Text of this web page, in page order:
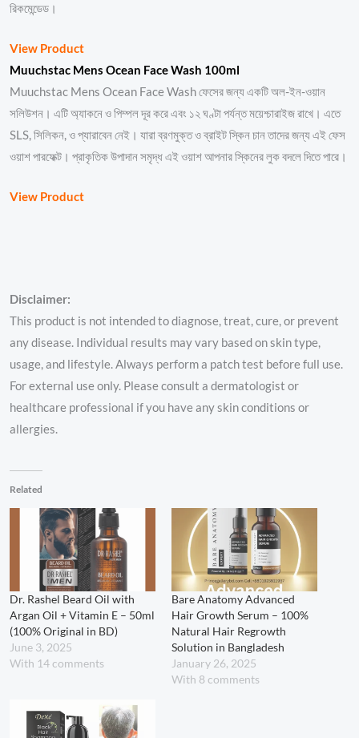
রিকমেন্ডেড।
View Product
Muuchstac Mens Ocean Face Wash 100ml
Muuchstac Mens Ocean Face Wash ফেসের জন্য একটি অল-ইন-ওয়ান
সলিউশন। এটি অ্যাকনে ও পিম্পল দূর করে এবং ১২ ঘণ্টা পর্যন্ত ময়েশ্চারাইজ রাখে। এতে
SLS, সিলিকন, ও প্যারাবেন নেই। যারা ব্রণমুক্ত ও ব্রাইট স্কিন চান তাদের জন্য এই ফেস
ওয়াশ পারফেক্ট। প্রাকৃতিক উপাদান সমৃদ্ধ এই ওয়াশ আপনার স্কিনের লুক বদলে দিতে পারে।
View Product
Disclaimer:
This product is not intended to diagnose, treat, cure, or prevent
any disease. Individual results may vary based on skin type,
usage, and lifestyle. Always perform a patch test before full use.
For external use only. Please consult a dermatologist or
healthcare professional if you have any skin conditions or
allergies.
Related
Dr. Rashel Beard Oil with
Argan Oil + Vitamin E – 50ml
(100% Original in BD)
June 3, 2025
With 14 comments
Bare Anatomy Advanced
Hair Growth Serum – 100%
Natural Hair Regrowth
Solution in Bangladesh
January 26, 2025
With 8 comments